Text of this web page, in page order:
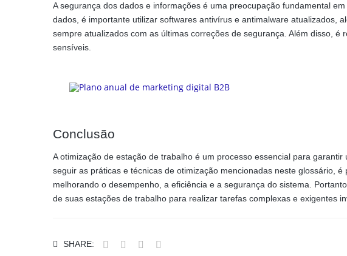
A segurança dos dados e informações é uma preocupação fundamental
dados, é importante utilizar softwares antivírus e antimalware atualizados,
sempre atualizados com as últimas correções de segurança. Além disso,
sensíveis.
Conclusão
A otimização de estação de trabalho é um processo essencial para
seguir as práticas e técnicas de otimização mencionadas neste glossário,
melhorando o desempenho, a eficiência e a segurança do sistema.
de suas estações de trabalho para realizar tarefas complexas e exigentes
SHARE: